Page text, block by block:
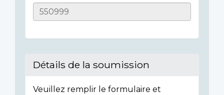
Détails de la soumission
Veuillez remplir le formulaire et